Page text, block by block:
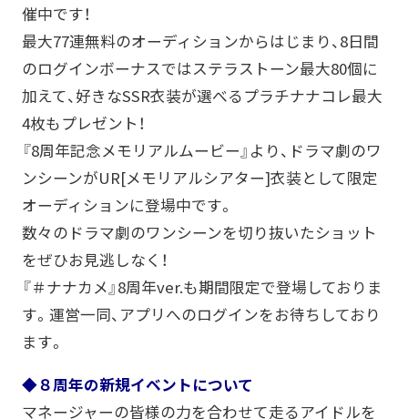
催中です！
最大77連無料のオーディションからはじまり、8日間
のログインボーナスではステラストーン最大80個に
加えて、好きなSSR衣装が選べるプラチナナコレ最大
4枚もプレゼント！
『8周年記念メモリアルムービー』より、ドラマ劇のワ
ンシーンがUR[メモリアルシアター]衣装として限定
オーディションに登場中です。
数々のドラマ劇のワンシーンを切り抜いたショット
をぜひお見逃しなく！
『＃ナナカメ』8周年ver.も期間限定で登場しておりま
す。運営一同、アプリへのログインをお待ちしており
ます。
◆８周年の新規イベントについて
マネージャーの皆様の力を合わせて走るアイドルを